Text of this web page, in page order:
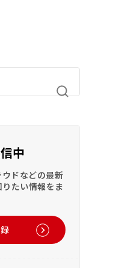
中
ウドなどの最新
たい情報をま